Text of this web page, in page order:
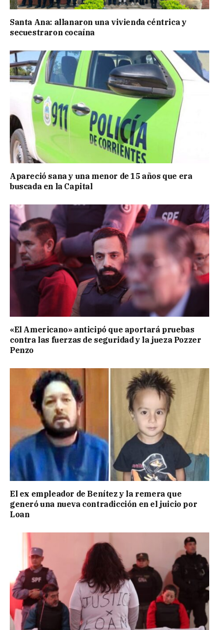
Santa Ana: allanaron una vivienda céntrica y
secuestraron cocaína
Apareció sana y una menor de 15 años que era
buscada en la Capital
«El Americano» anticipó que aportará pruebas
contra las fuerzas de seguridad y la jueza Pozzer
Penzo
El ex empleador de Benítez y la remera que
generó una nueva contradicción en el juicio por
Loan